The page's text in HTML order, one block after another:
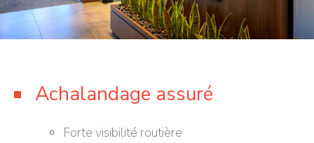
Achalandage assuré
Forte visibilité routière